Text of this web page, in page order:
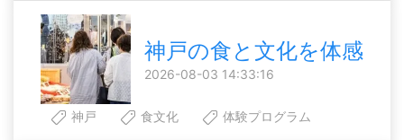
神戸の食と文化を体感
2026-08-03 14:33:16
神戸 食文化 体験プログラム